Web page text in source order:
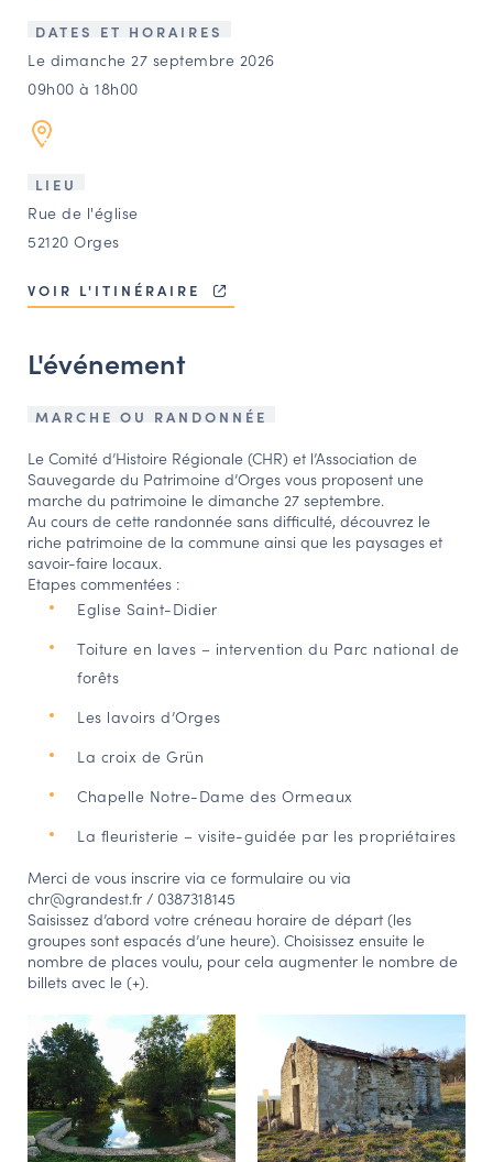
CONTACT
Agenda
Annuaire
Ressources
OFFRES D’EMPLOI ET DE STAGE
OUTILS EN LIGNE
Espace acteurs
NAVIGATION FILTRÉE « ACTEURS »
PORTAIL CULTURE
Comité d'Histoire Régionale
Service Inventaire et Patrimoines de la Région Grand Est
VOUS ÊTES…
Amateurs d’histoire et de patrimoine
DATES ET HORAIRES
Le dimanche 27 septembre 2026
09h00 à 18h00
LIEU
Rue de l'église
52120 Orges
VOIR L'ITINÉRAIRE
L'événement
MARCHE OU RANDONNÉE
Le Comité d’Histoire Régionale (CHR) et l’Association de
Sauvegarde du Patrimoine d’Orges vous proposent une
marche du patrimoine le dimanche 27 septembre.
Au cours de cette randonnée sans difficulté, découvrez le
riche patrimoine de la commune ainsi que les paysages et
savoir-faire locaux.
Etapes commentées :
Eglise Saint-Didier
Toiture en laves – intervention du Parc national de
forêts
Les lavoirs d’Orges
La croix de Grün
Chapelle Notre-Dame des Ormeaux
La fleuristerie – visite-guidée par les propriétaires
Merci de vous inscrire via ce formulaire ou via
chr@grandest.fr / 0387318145
Saisissez d’abord votre créneau horaire de départ (les
groupes sont espacés d’une heure). Choisissez ensuite le
nombre de places voulu, pour cela augmenter le nombre de
billets avec le (+).